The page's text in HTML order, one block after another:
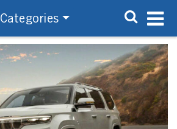
Categories